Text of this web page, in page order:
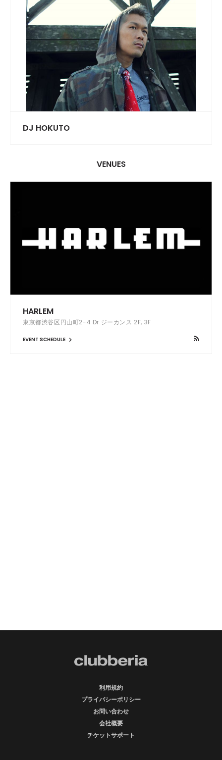
DJ HOKUTO
VENUES
HARLEM
東京都渋谷区円山町2-4 Dr.ジーカンス 2F, 3F
EVENT SCHEDULE
利用規約
プライバシーポリシー
お問い合わせ
会社概要
チケットサポート